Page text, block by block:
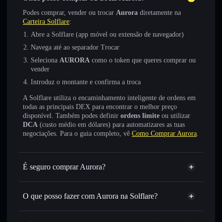
Podes comprar, vender ou trocar Aurora diretamente na
Carteira Solflare:
Abre a Solflare (app móvel ou extensão de navegador)
Navega até ao separador Trocar
Seleciona AURORA como o token que queres comprar ou
vender
Introduz o montante e confirma a troca
A Solflare utiliza o encaminhamento inteligente de ordens em
todas as principais DEX para encontrar o melhor preço
disponível. Também podes definir ordens limite ou utilizar
DCA (custo médio em dólares) para automatizares as tuas
negociações. Para o guia completo, vê Como Comprar Aurora.
É seguro comprar Aurora?
Aurora não está verificado
O que posso fazer com Aurora na Solflare?
Aurora
Carteira Solflare